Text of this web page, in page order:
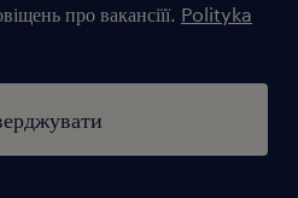
про вакансіїї. Polityka